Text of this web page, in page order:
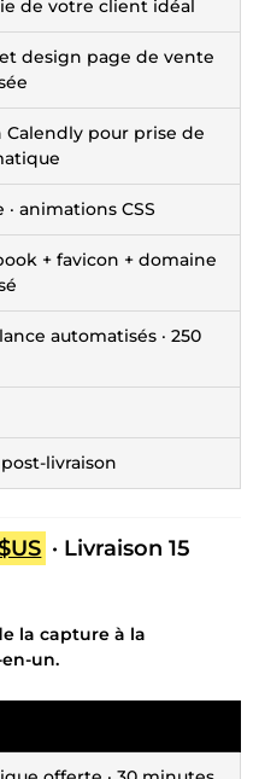
de votre client idéal
design page de vente
pour prise de
· animations CSS
+ favicon + domaine
automatisés · 250
livraison
· Livraison 15
la capture à la
un.